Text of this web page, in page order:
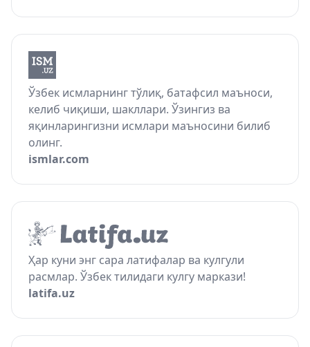
Ўзбек исмларнинг тўлиқ, батафсил маъноси,
келиб чиқиши, шакллари. Ўзингиз ва
яқинларингизни исмлари маъносини билиб
олинг.
ismlar.com
Ҳар куни энг сара латифалар ва кулгули
расмлар. Ўзбек тилидаги кулгу маркази!
latifa.uz